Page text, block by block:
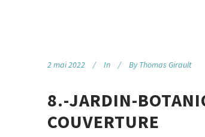
2 mai 2022 In By Thomas Girault
8.-JARDIN-
COUVERTURE